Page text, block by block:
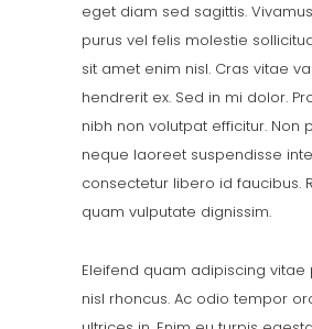
eget diam sed sagittis.
purus vel felis molestie
sit amet enim nisl. Cras vitae
hendrerit ex. Sed in mi dolor.
nibh non volutpat efficitur. Non
neque laoreet suspendisse
consectetur libero id faucibus.
quam vulputate dignissim.
Eleifend quam adipiscing vitae
nisl rhoncus. Ac odio tempor